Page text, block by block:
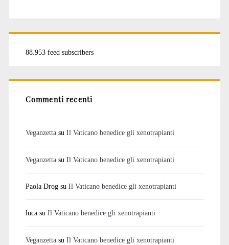
88.953 feed subscribers
Commenti recenti
Veganzettasu Il Vaticano benedice gli xenotrapianti
Veganzettasu Il Vaticano benedice gli xenotrapianti
Paola Drogsu Il Vaticano benedice gli xenotrapianti
lucasu Il Vaticano benedice gli xenotrapianti
Veganzettasu Il Vaticano benedice gli xenotrapianti